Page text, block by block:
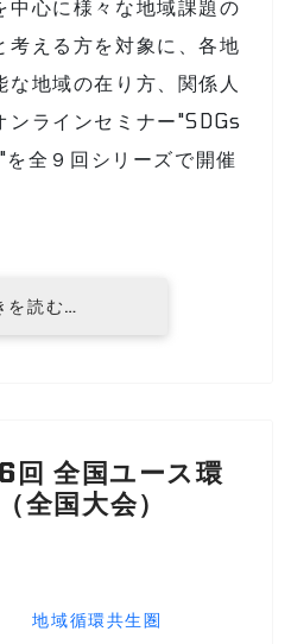
中心に様々な地域課題の
考える方を対象に、各地
地域の在り方、関係人
ンラインセミナー"SDGs
全９回シリーズで開催
を読む…
回 全国ユース環
全国大会）
地域循環共生圏